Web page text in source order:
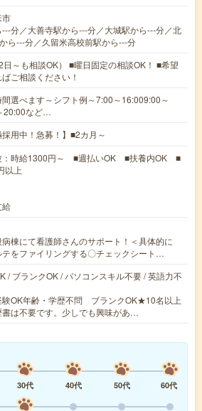
市
分／大善寺駅から---分／大城駅から---分／北
ら---分／久留米高校前駅から---分
～も相談OK） ■曜日固定の相談OK！ ■希望
ご相談ください！
選べます～シフト例～7:00～16:009:00～
20:00など…
採用中！急募！】■2カ月～
：時給1300円～ ■週払いOK ■扶養内OK ■
以上
給
棟にて看護師さんのサポート！＜具体的に
をファイリングする〇チェックシート…
/ ブランクOK / パソコンスキル不要 / 英語力不
験OK年齢・学歴不問 ブランクOK★10名以上
は不要です。少しでも興味があ…
30代 40代 50代
60代